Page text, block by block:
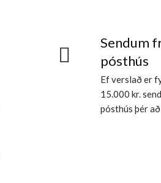
Sendum
pósthús
Ef verslað er
15.000 kr.
pósthús þér